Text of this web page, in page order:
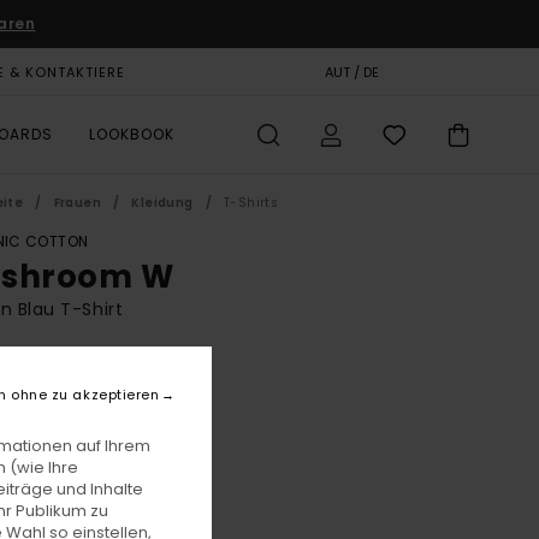
& KONTAKTIERE AUT / DE
LOOKBOOK
Frauen Kleidung T-Shirts
COTTON
W
Blau T-Shirt
55%
RABATT EXTRA 25 %
auf Ihrem
(wie Ihre
und Inhalte
Publikum zu
so einstellen,
ohne zu akzeptieren